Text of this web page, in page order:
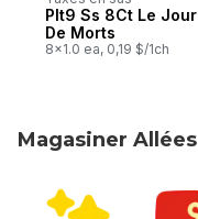
Plt9 Ss 8Ct Le Jour
De Morts
8x1.0 ea, 0,19 $/1ch
Magasiner Allées